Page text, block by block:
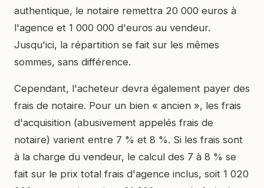
authentique, le notaire remettra 20 000 euros à
l'agence et 1 000 000 d'euros au vendeur.
Jusqu'ici, la répartition se fait sur les mêmes
sommes, sans différence.
Cependant, l'acheteur devra également payer des
frais de notaire. Pour un bien « ancien », les frais
d'acquisition (abusivement appelés frais de
notaire) varient entre 7 % et 8 %. Si les frais sont
à la charge du vendeur, le calcul des 7 à 8 % se
fait sur le prix total frais d'agence inclus, soit 1 020